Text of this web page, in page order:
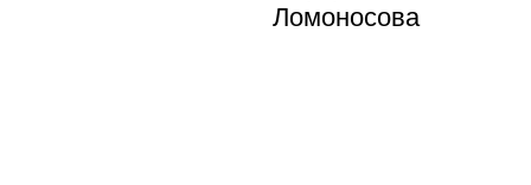
Ломоносова